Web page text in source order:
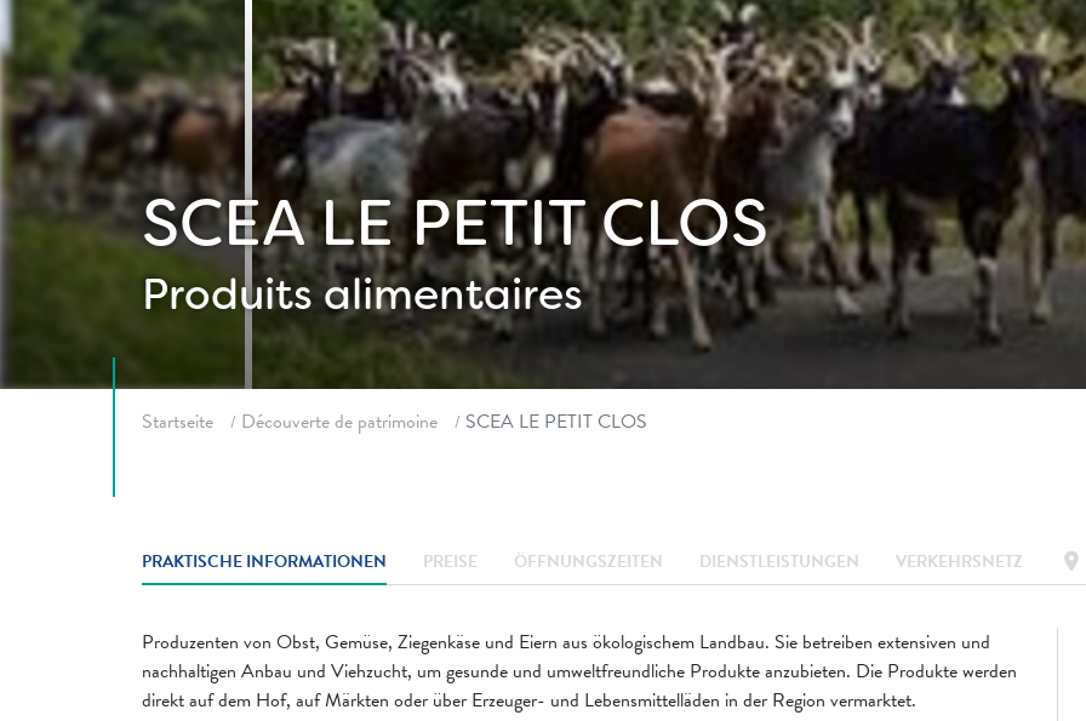
SCEA LE PETIT CLOS
Produits alimentaires
Startseite Découverte de patrimoine SCEA LE PETIT CLOS
PRAKTISCHE INFORMATIONEN PREISE ÖFFNUNGSZEITEN DIENSTLEISTUNGEN VERKEHRSNETZ location_on
Produzenten von Obst, Gemüse, Ziegenkäse und Eiern aus ökologischem Landbau. Sie betreiben extensiven und
nachhaltigen Anbau und Viehzucht, um gesunde und umweltfreundliche Produkte anzubieten. Die Produkte werden
direkt auf dem Hof, auf Märkten oder über Erzeuger- und Lebensmittelläden in der Region vermarktet.